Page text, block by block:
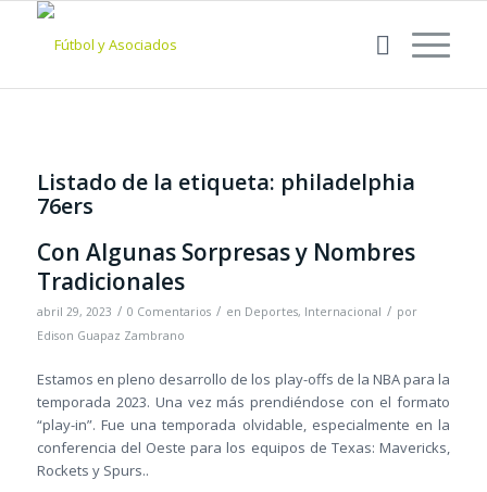
Listado de la etiqueta: philadelphia
76ers
Con Algunas Sorpresas y Nombres
Tradicionales
abril 29, 2023 / 0 Comentarios / en Deportes, Internacional / por
Edison Guapaz Zambrano
Estamos en pleno desarrollo de los play-offs de la NBA para la
temporada 2023. Una vez más prendiéndose con el formato
“play-in”. Fue una temporada olvidable, especialmente en la
conferencia del Oeste para los equipos de Texas: Mavericks,
Rockets y Spurs..